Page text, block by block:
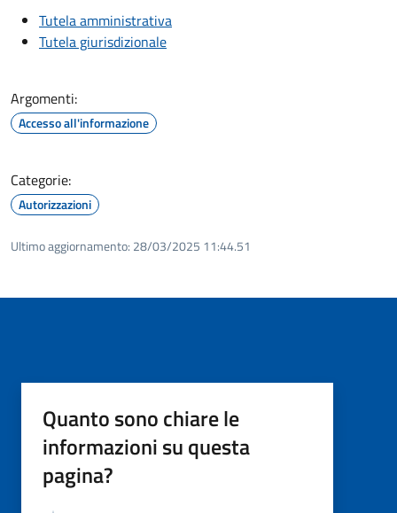
Tutela amministrativa
Tutela giurisdizionale
Argomenti:
Accesso all'informazione
Categorie:
Autorizzazioni
Ultimo aggiornamento: 28/03/2025 11:44.51
Quanto sono chiare le
informazioni su questa
pagina?